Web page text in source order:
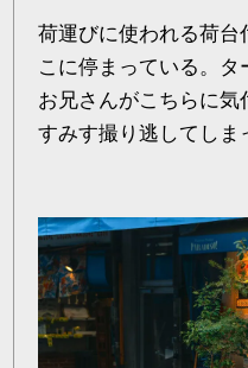
荷運びに使われる荷台
こに停まっている。
お兄さんがこちらに
すみす撮り逃してしま